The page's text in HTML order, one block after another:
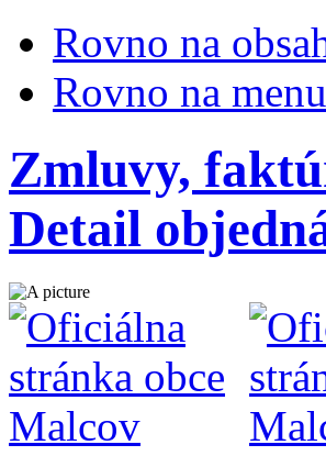
Rovno na
Rovno na menu
Zmluvy,
Detail